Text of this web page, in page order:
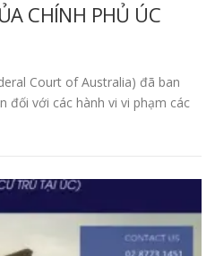
CHÍNH PHỦ ÚC
Court of Australia) đã ban
đối với các hành vi vi phạm các